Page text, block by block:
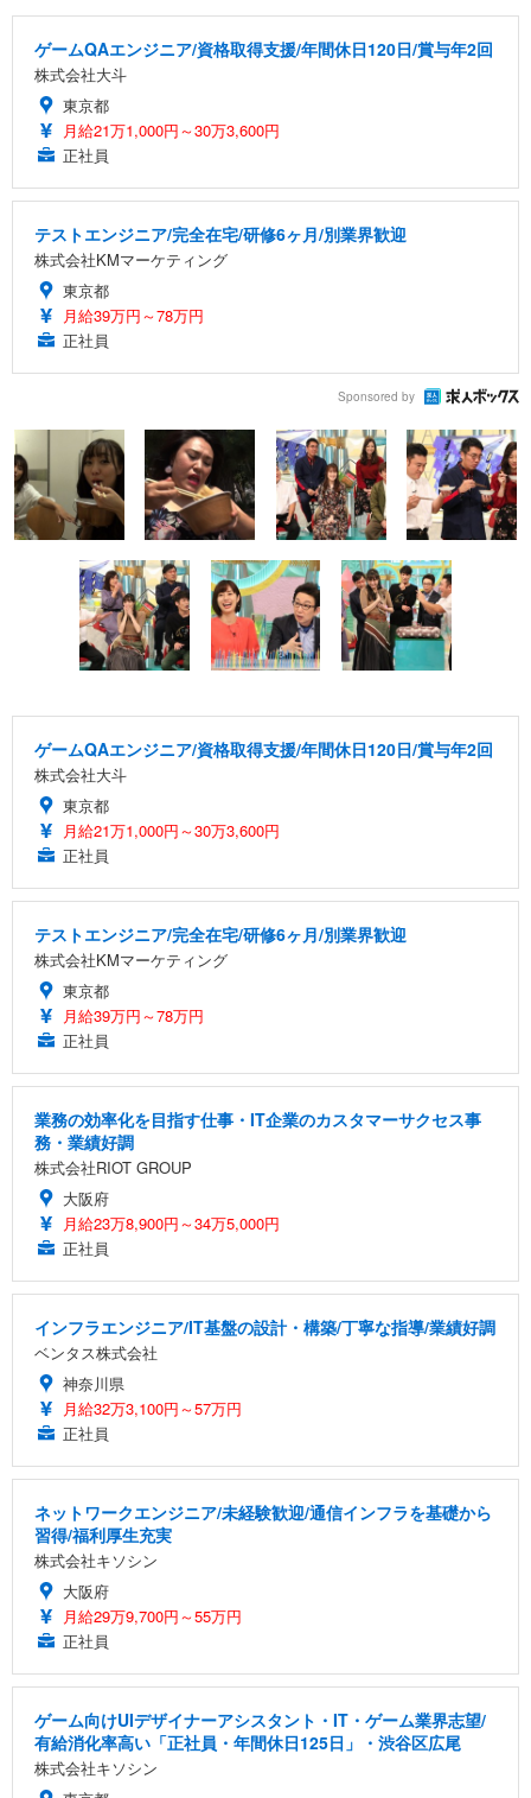
ゲームQAエンジニア/資格取得支援/年間休日120日/賞与年2回
株式会社大斗
東京都
月給21万1,000円～30万3,600円
正社員
テストエンジニア/完全在宅/研修6ヶ月/別業界歓迎
株式会社KMマーケティング
東京都
月給39万円～78万円
正社員
Sponsored by
ゲームQAエンジニア/資格取得支援/年間休日120日/賞与年2回
株式会社大斗
東京都
月給21万1,000円～30万3,600円
正社員
テストエンジニア/完全在宅/研修6ヶ月/別業界歓迎
株式会社KMマーケティング
東京都
月給39万円～78万円
正社員
業務の効率化を目指す仕事・IT企業のカスタマーサクセス事
務・業績好調
株式会社RIOT GROUP
大阪府
月給23万8,900円～34万5,000円
正社員
インフラエンジニア/IT基盤の設計・構築/丁寧な指導/業績好調
ベンタス株式会社
神奈川県
月給32万3,100円～57万円
正社員
ネットワークエンジニア/未経験歓迎/通信インフラを基礎から
習得/福利厚生充実
株式会社キソシン
大阪府
月給29万9,700円～55万円
正社員
ゲーム向けUIデザイナーアシスタント・IT・ゲーム業界志望/
有給消化率高い「正社員・年間休日125日」・渋谷区広尾
株式会社キソシン